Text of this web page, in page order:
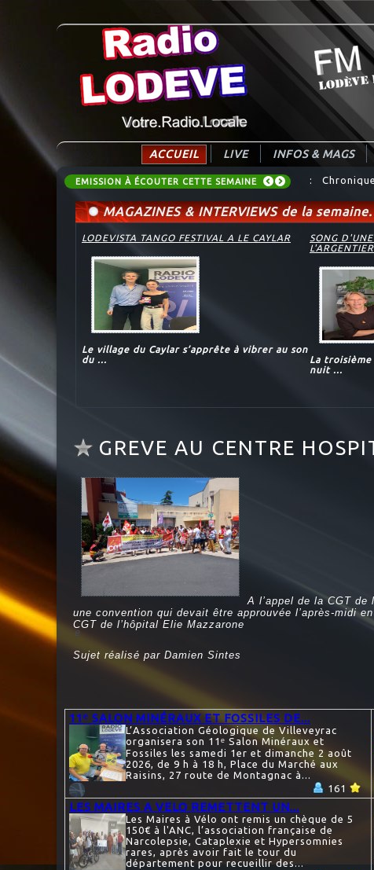
ACCUEIL LIVE INFOS & MAGS
EMISSION À ÉCOUTER CETTE SEMAINE : Chronique
MAGAZINES & INTERVIEWS de la semaine.
LODEVISTA TANGO FESTIVAL A LE CAYLAR
Le village du Caylar s’apprête à vibrer au son
du ...
SONG
La
nuit ...
GREVE AU CENTRE
A l’appel de la CGT
une convention qui devait être approuvée l’après-midi
CGT de l’hôpital Elie Mazzarone
e
Sujet réalisé par Damien Sintes
11ᵉ SALON MINÉRAUX ET FOSSILES DE...
L’Association Géologique de Villeveyrac
organisera son 11ᵉ Salon Minéraux et
Fossiles les samedi 1er et dimanche 2 août
2026, de 9 h à 18 h, Place du Marché aux
Raisins, 27 route de Montagnac à...
161
LES MAIRES A VELO REMETTENT UN...
Les Maires à Vélo ont remis un chèque de 5
150€ à l'ANC, l’association française de
Narcolepsie, Cataplexie et Hypersomnies
rares, après avoir fait le tour du
département pour recueillir des...